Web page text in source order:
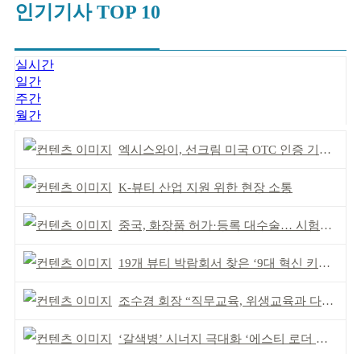
인기기사 TOP 10
실시간
일간
주간
월간
엑시스와이, 선크림 미국 OTC 인증 기념 이벤트
K-뷰티 산업 지원 위한 현장 소통
중국, 화장품 허가·등록 대수술… 시험자료 공용 허용
19개 뷰티 박람회서 찾은 ‘9대 혁신 키워드’
조수경 회장 “직무교육, 위생교육과 다르다”
‘갈색병’ 시너지 극대화 ‘에스티 로더 스킨부스터’ 출시